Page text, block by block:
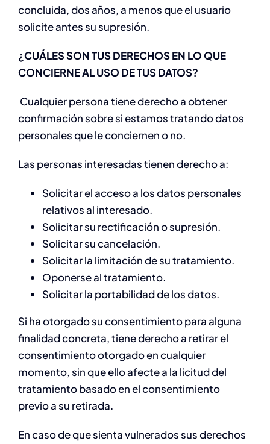
concluida, dos años, a menos que el usuario
solicite antes su supresión.
¿CUÁLES SON TUS DERECHOS EN LO QUE
CONCIERNE AL USO DE TUS DATOS?
Cualquier persona tiene derecho a obtener
confirmación sobre si estamos tratando datos
personales que le conciernen o no.
Las personas interesadas tienen derecho a:
Solicitar el acceso a los datos personales
relativos al interesado.
Solicitar su rectificación o supresión.
Solicitar su cancelación.
Solicitar la limitación de su tratamiento.
Oponerse al tratamiento.
Solicitar la portabilidad de los datos.
Si ha otorgado su consentimiento para alguna
finalidad concreta, tiene derecho a retirar el
consentimiento otorgado en cualquier
momento, sin que ello afecte a la licitud del
tratamiento basado en el consentimiento
previo a su retirada.
En caso de que sienta vulnerados sus derechos